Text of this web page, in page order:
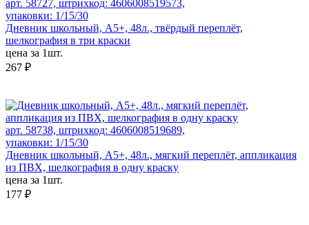
арт. 58727, штрихкод: 4606008519573,
упаковки: 1/15/30
Дневник школьный, А5+, 48л., твёрдый переплёт,
шелкография в три краски
цена за 1шт.
267 ₽
арт. 58738, штрихкод: 4606008519689,
упаковки: 1/15/30
Дневник школьный, А5+, 48л., мягкий переплёт, аппликация
из ПВХ, шелкография в одну краску
цена за 1шт.
177 ₽